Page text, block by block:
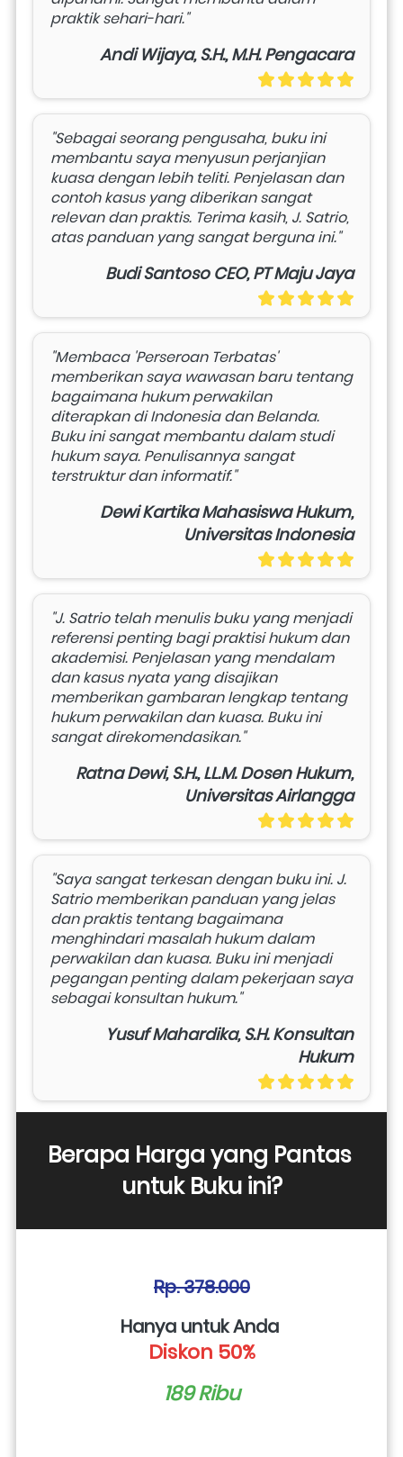
praktik sehari-hari."
Andi Wijaya, S.H., M.H. Pengacara
"Sebagai seorang pengusaha, buku ini
membantu saya menyusun perjanjian
kuasa dengan lebih teliti. Penjelasan dan
contoh kasus yang diberikan sangat
relevan dan praktis. Terima kasih, J. Satrio,
atas panduan yang sangat berguna ini."
Budi Santoso CEO, PT Maju Jaya
"Membaca 'Perseroan Terbatas'
memberikan saya wawasan baru tentang
bagaimana hukum perwakilan
diterapkan di Indonesia dan Belanda.
Buku ini sangat membantu dalam studi
hukum saya. Penulisannya sangat
terstruktur dan informatif."
Dewi Kartika Mahasiswa Hukum,
Universitas Indonesia
"J. Satrio telah menulis buku yang menjadi
referensi penting bagi praktisi hukum dan
akademisi. Penjelasan yang mendalam
dan kasus nyata yang disajikan
memberikan gambaran lengkap tentang
hukum perwakilan dan kuasa. Buku ini
sangat direkomendasikan."
Ratna Dewi, S.H., LL.M. Dosen Hukum,
Universitas Airlangga
"Saya sangat terkesan dengan buku ini. J.
Satrio memberikan panduan yang jelas
dan praktis tentang bagaimana
menghindari masalah hukum dalam
perwakilan dan kuasa. Buku ini menjadi
pegangan penting dalam pekerjaan saya
sebagai konsultan hukum."
Yusuf Mahardika, S.H. Konsultan
Hukum
Berapa Harga yang Pantas
untuk Buku ini?
Rp. 378.000
Hanya untuk Anda
Diskon 50%
189 Ribu